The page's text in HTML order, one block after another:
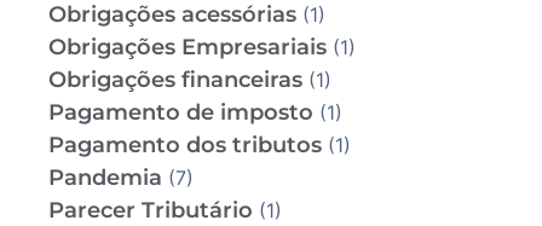
Obrigações acessórias (1)
Obrigações Empresariais (1)
Obrigações financeiras (1)
Pagamento de imposto (1)
Pagamento dos tributos (1)
Pandemia (7)
Parecer Tributário (1)